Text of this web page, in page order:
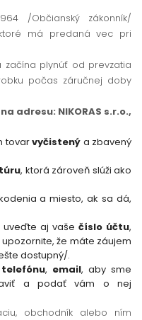
/Občianský zákonník/
má predaná vec pri
plynúť od prevzatia
počas záručnej doby
adresu: NIKORAS s.r.o.,
tovarvyčistený a zbavený
, ktorá zároveň slúži ako
a miesto, ak sa dá,
uveďte aj vaše číslo účtu,
že máte záujem
dostupný/.
, email, aby sme
a podať vám o nej
obchodník alebo ním